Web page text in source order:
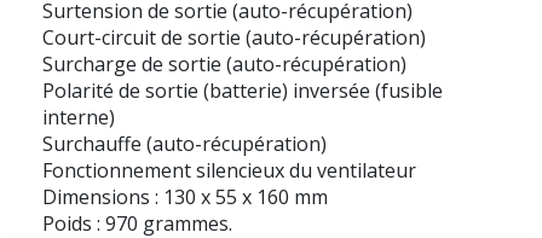
Surtension de sortie (auto-récupération)
Court-circuit de sortie (auto-récupération)
Surcharge de sortie (auto-récupération)
Polarité de sortie (batterie) inversée (fusible
interne)
Surchauffe (auto-récupération)
Fonctionnement silencieux du ventilateur
Dimensions : 130 x 55 x 160 mm
Poids : 970 grammes.